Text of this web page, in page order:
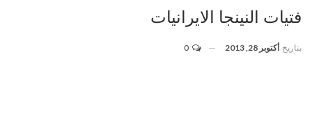
فتيات النينجا الايرانيات
بتاريخ أكتوبر 28, 2013